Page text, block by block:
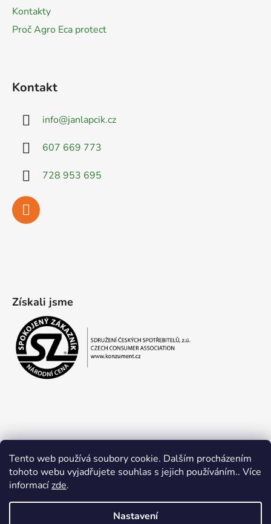
Tento web používá soubory cookie. Dalším procházením
tohoto webu vyjadřujete souhlas s jejich používáním.. Více
informacízde.
Nastavení
Kontakty
Proč Agro Eca protect
Kontakt
info@janlapcik.cz
607 669 773
728 953 695
Získali jsme
Obchodní podmínky Ochrana osobních údajů